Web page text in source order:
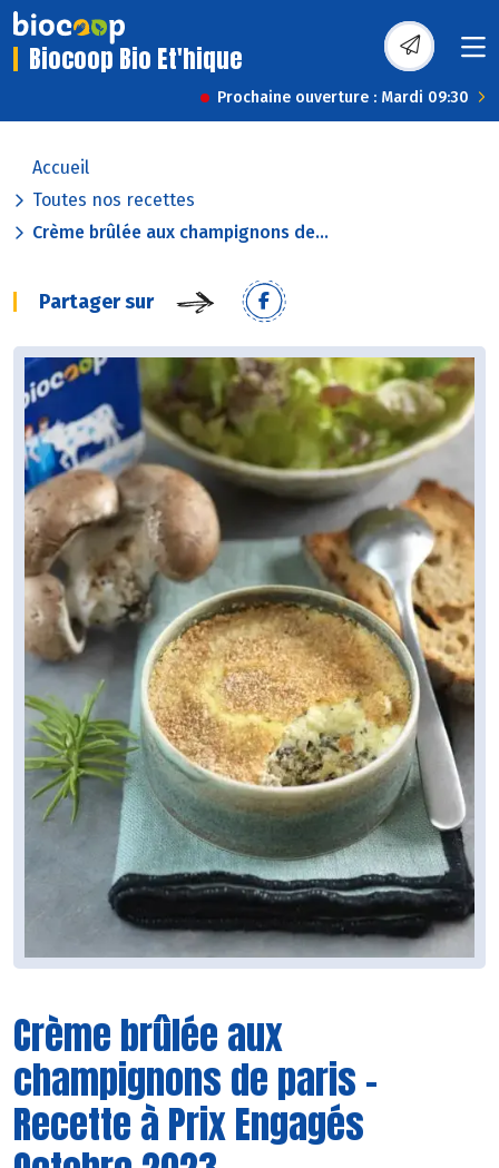
Biocoop Bio Et'hique
Prochaine ouverture : Mardi 09:30
Accueil
Toutes nos recettes
Crème brûlée aux champignons de...
Partager sur
Crème brûlée aux
champignons de paris -
Recette à Prix Engagés